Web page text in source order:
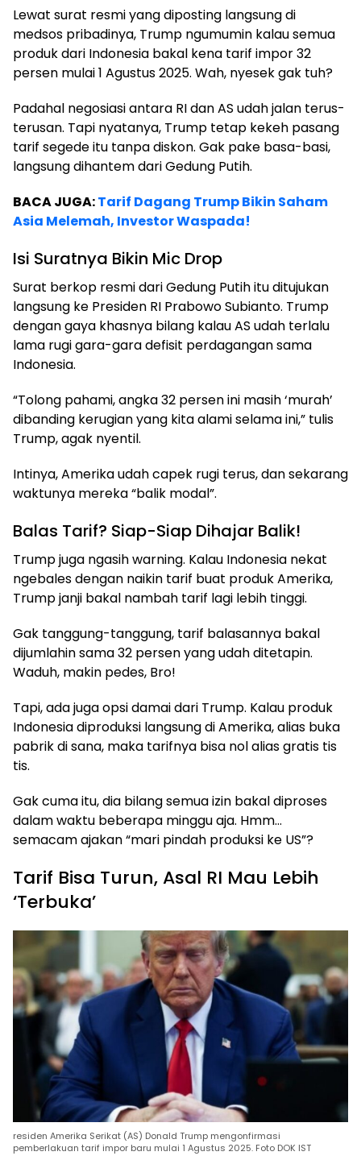
Lewat surat resmi yang diposting langsung di
medsos pribadinya, Trump ngumumin kalau semua
produk dari Indonesia bakal kena tarif impor 32
persen mulai 1 Agustus 2025. Wah, nyesek gak tuh?
Padahal negosiasi antara RI dan AS udah jalan terus-
terusan. Tapi nyatanya, Trump tetap kekeh pasang
tarif segede itu tanpa diskon. Gak pake basa-basi,
langsung dihantem dari Gedung Putih.
BACA JUGA:Tarif Dagang Trump Bikin Saham
Asia Melemah, Investor Waspada!
Isi Suratnya Bikin Mic Drop
Surat berkop resmi dari Gedung Putih itu ditujukan
langsung ke Presiden RI Prabowo Subianto. Trump
dengan gaya khasnya bilang kalau AS udah terlalu
lama rugi gara-gara defisit perdagangan sama
Indonesia.
“Tolong pahami, angka 32 persen ini masih ‘murah’
dibanding kerugian yang kita alami selama ini,” tulis
Trump, agak nyentil.
Intinya, Amerika udah capek rugi terus, dan sekarang
waktunya mereka “balik modal”.
Balas Tarif? Siap-Siap Dihajar Balik!
Trump juga ngasih warning. Kalau Indonesia nekat
ngebales dengan naikin tarif buat produk Amerika,
Trump janji bakal nambah tarif lagi lebih tinggi.
Gak tanggung-tanggung, tarif balasannya bakal
dijumlahin sama 32 persen yang udah ditetapin.
Waduh, makin pedes, Bro!
Tapi, ada juga opsi damai dari Trump. Kalau produk
Indonesia diproduksi langsung di Amerika, alias buka
pabrik di sana, maka tarifnya bisa nol alias gratis tis
tis.
Gak cuma itu, dia bilang semua izin bakal diproses
dalam waktu beberapa minggu aja. Hmm…
semacam ajakan “mari pindah produksi ke US”?
Tarif Bisa Turun, Asal RI Mau Lebih
‘Terbuka’
residen Amerika Serikat (AS) Donald Trump mengonfirmasi
pemberlakuan tarif impor baru mulai 1 Agustus 2025. Foto DOK IST